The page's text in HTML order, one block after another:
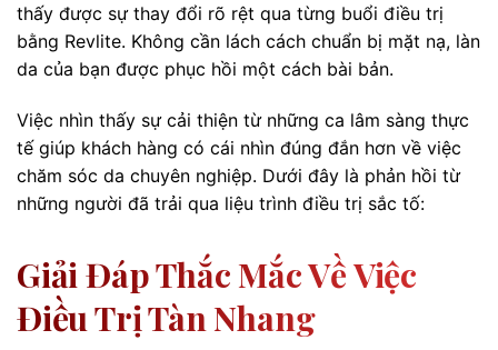
thấy được sự thay đổi rõ rệt qua từng buổi điều trị
bằng Revlite. Không cần lách cách chuẩn bị mặt nạ, làn
da của bạn được phục hồi một cách bài bản.
Việc nhìn thấy sự cải thiện từ những ca lâm sàng thực
tế giúp khách hàng có cái nhìn đúng đắn hơn về việc
chăm sóc da chuyên nghiệp. Dưới đây là phản hồi từ
những người đã trải qua liệu trình điều trị sắc tố:
Giải Đáp Thắc Mắc Về Việc
Điều Trị Tàn Nhang